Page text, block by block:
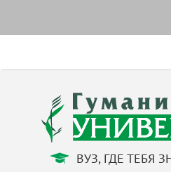
ВУЗ, ГДЕ ТЕБЯ